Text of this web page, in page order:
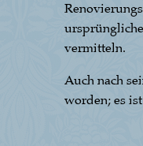
vermitteln.
Auch nach
worden; es